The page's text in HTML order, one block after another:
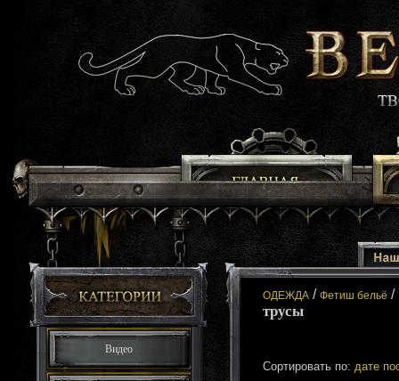
Видео
ОДЕЖДА / Фетиш бельё /
трусы
Сортировать по: дате